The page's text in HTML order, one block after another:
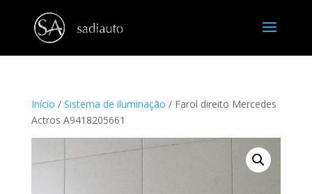
Início / Sistema de iluminação / Farol direito Mercedes
Actros A9418205661